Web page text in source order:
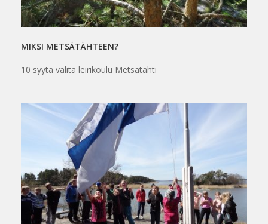
MIKSI METSÄTÄHTEEN?
10 syytä valita leirikoulu Metsätähti